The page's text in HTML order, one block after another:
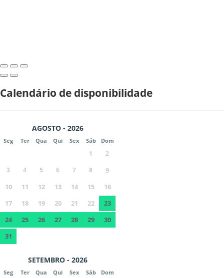
Calendário de disponibilidade
AGOSTO - 2026
Seg Ter Qua Qui Sex Sáb Dom
1
2
3
4 5 6 7 8
9
10
11 12 13 14 15
16
17
18 19 20 21 22
23
24
25 26 27 28 29
30
31
SETEMBRO - 2026
Seg Ter Qua Qui Sex Sáb Dom